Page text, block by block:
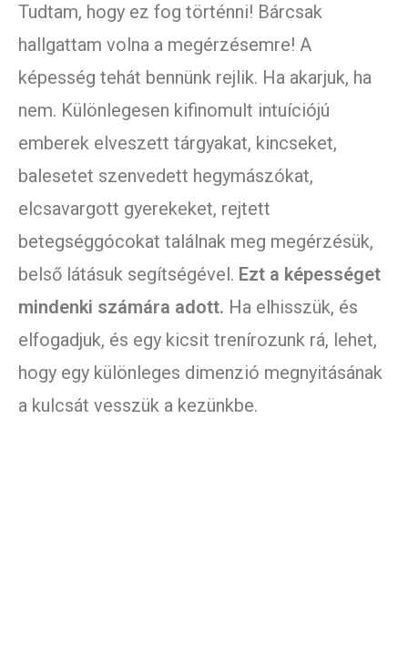
Tudtam, hogy ez fog történni! Bárcsak
hallgattam volna a megérzésemre! A
képesség tehát bennünk rejlik. Ha akarjuk, ha
nem. Különlegesen kifinomult intuíciójú
emberek elveszett tárgyakat, kincseket,
balesetet szenvedett hegymászókat,
elcsavargott gyerekeket, rejtett
betegséggócokat találnak meg megérzésük,
belső látásuk segítségével. Ezt a képességet
mindenki számára adott. Ha elhisszük, és
elfogadjuk, és egy kicsit trenírozunk rá, lehet,
hogy egy különleges dimenzió megnyitásának
a kulcsát vesszük a kezünkbe.